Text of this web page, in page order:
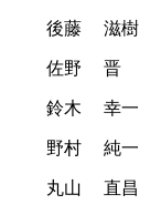
後藤  滋樹
佐野  晋
鈴木  幸一
野村  純
丸山  直昌